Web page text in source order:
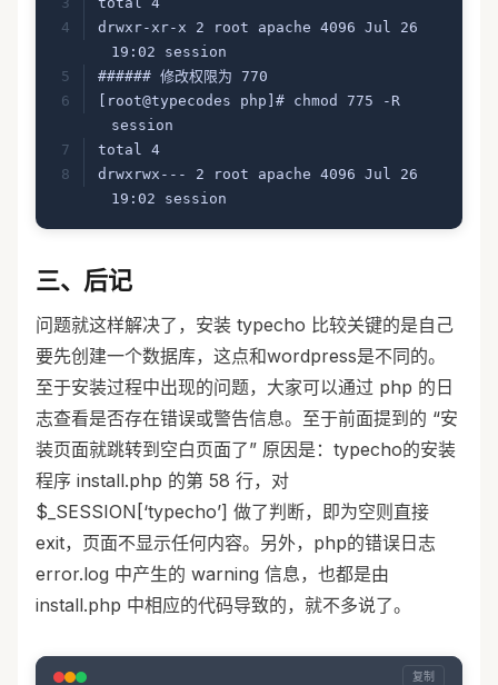
drwxr-xr-x 2 root apache 4096 Jul 26
19:02 session
###### 修改权限为 770
[root@typecodes php]# chmod 775 -R
session
total 4
drwxrwx--- 2 root apache 4096 Jul 26
19:02 session
三、后记
问题就这样解决了，安装 typecho 比较关键的是自己
要先创建一个数据库，这点和wordpress是不同的。
至于安装过程中出现的问题，大家可以通过 php 的日
志查看是否存在错误或警告信息。至于前面提到的 “安
装页面就跳转到空白页面了” 原因是：typecho的安装
程序 install.php 的第 58 行，对
$_SESSION[‘typecho’] 做了判断，即为空则直接
exit，页面不显示任何内容。另外，php的错误日志
error.log 中产生的 warning 信息，也都是由
install.php 中相应的代码导致的，就不多说了。
复制